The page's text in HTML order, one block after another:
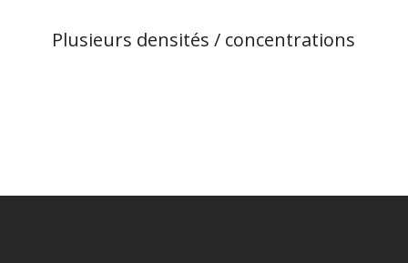
Plusieurs densités / concentrations